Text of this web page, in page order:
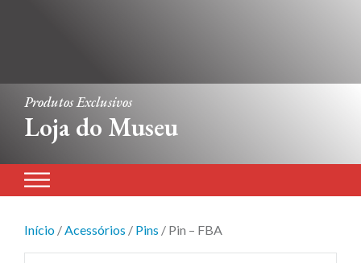
Produtos Exclusivos
Loja do Museu
Início /Acessórios / Pins / Pin – FBA